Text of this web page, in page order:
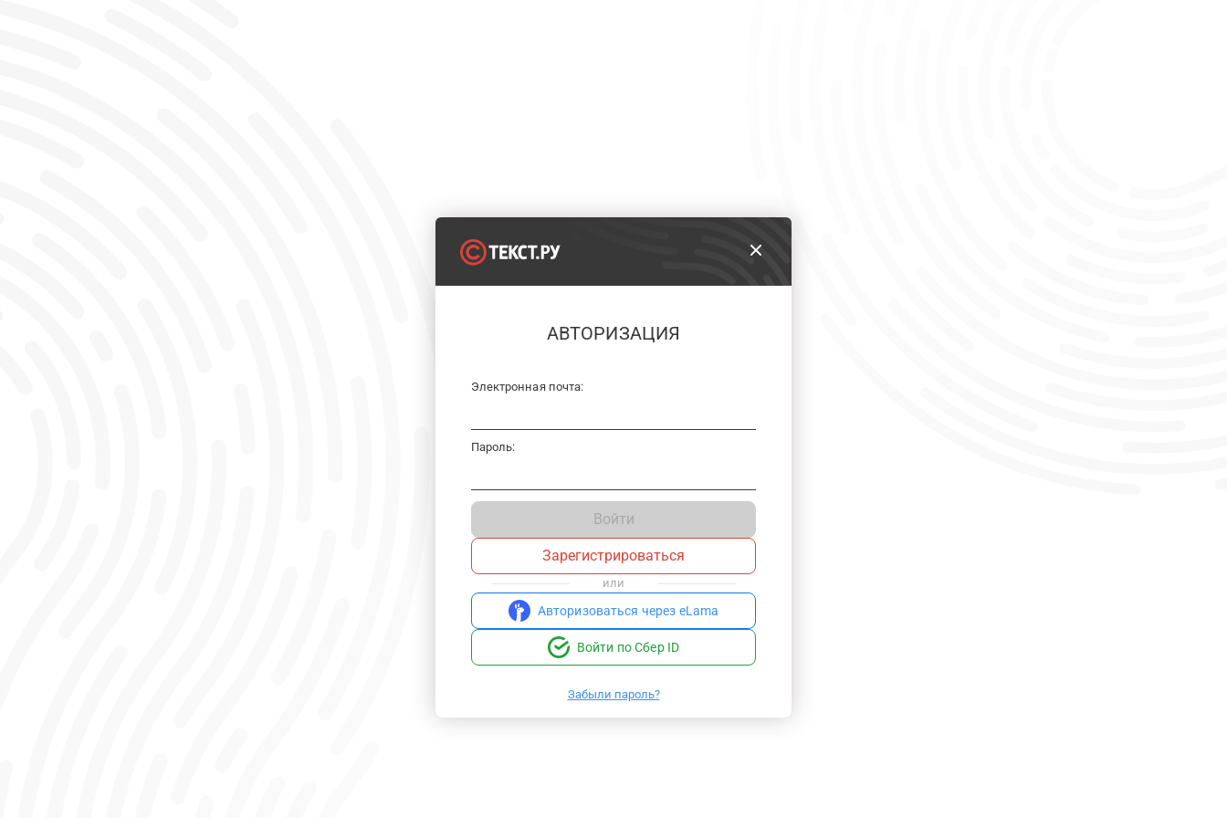
АВТОРИЗАЦИЯ
Электронная почта:
Пароль:
Войти
Зарегистрироваться
или
Авторизоваться через eLama
Войти по Сбер ID
Забыли пароль?